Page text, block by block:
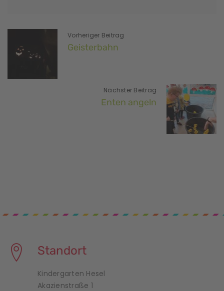
Vorheriger Beitrag
Geisterbahn
Nächster Beitrag
Enten angeln
Standort
Kindergarten Hesel
Akazienstraße 1